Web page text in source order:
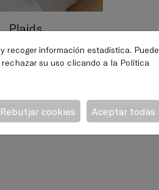
Plaids
invierno.
recoger información estadística. Puede
su uso clicando a la Política
Aceptar todas
Rebutjar cookies